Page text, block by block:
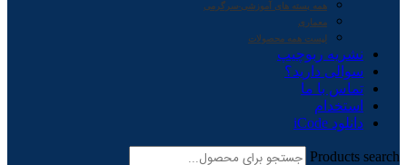
همه بسته های آموزشی-سرگرمی
معماری
لیست همه محصولات
نشریه ربوچیپ
سوالی دارید؟
تماس با ما
استخدام
دانلود iCode
Products search